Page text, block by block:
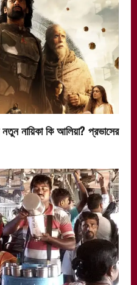
নায়িকা কি আলিয়া? প্রভাসের